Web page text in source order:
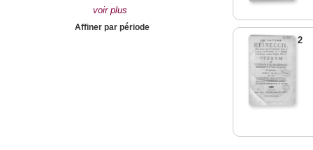
voir plus
Affiner par période
2